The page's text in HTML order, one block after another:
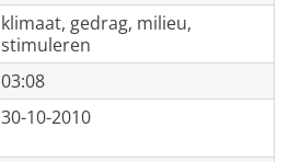
klimaat, gedrag, milieu,
stimuleren
03:08
30-10-2010